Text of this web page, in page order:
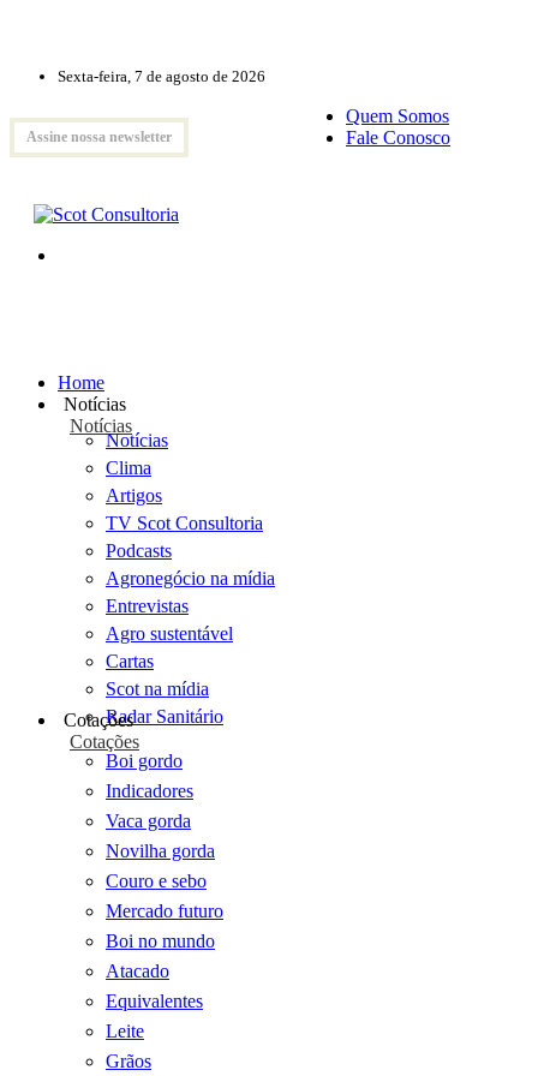
Sexta-feira, 7 de agosto de 2026
Assine nossa newsletter
Quem Somos
Fale Conosco
Home
Notícias
Notícias
Notícias
Clima
Artigos
TV Scot Consultoria
Podcasts
Agronegócio na mídia
Entrevistas
Agro sustentável
Cartas
Scot na mídia
Radar Sanitário
Cotações
Cotações
Boi gordo
Indicadores
Vaca gorda
Novilha gorda
Couro e sebo
Mercado futuro
Boi no mundo
Atacado
Equivalentes
Leite
Grãos